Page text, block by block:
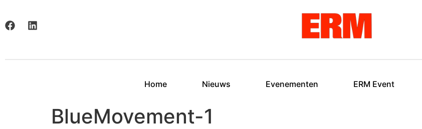
Home Nieuws Evenementen ERM Event
BlueMovement-1